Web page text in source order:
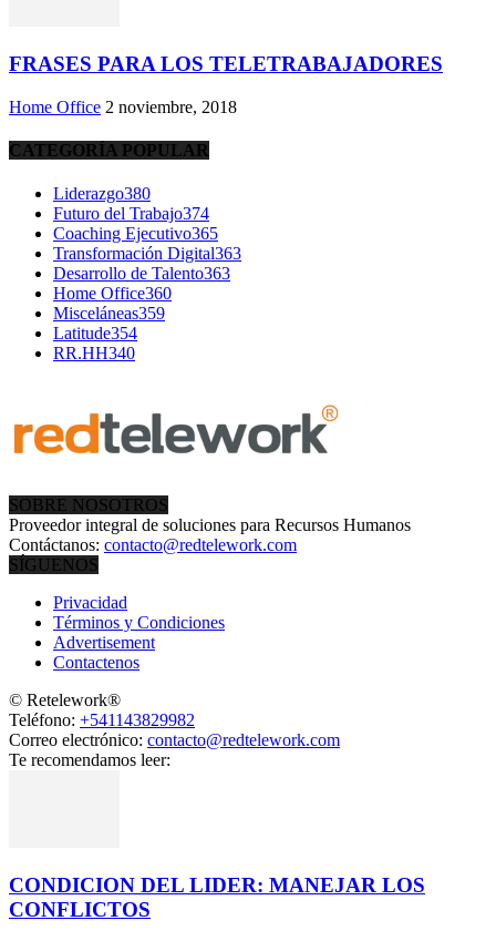
FRASES PARA LOS TELETRABAJADORES
Home Office 2 noviembre, 2018
CATEGORÍA POPULAR
Liderazgo380
Futuro del Trabajo374
Coaching Ejecutivo365
Transformación Digital363
Desarrollo de Talento363
Home Office360
Misceláneas359
Latitude354
RR.HH340
SOBRE NOSOTROS
Proveedor integral de soluciones para Recursos Humanos
Contáctanos: contacto@redtelework.com
SÍGUENOS
Privacidad
Términos y Condiciones
Advertisement
Contactenos
© Retelework®
Teléfono: +541143829982
Correo electrónico: contacto@redtelework.com
Te recomendamos leer:
CONDICION DEL LIDER: MANEJAR LOS
CONFLICTOS